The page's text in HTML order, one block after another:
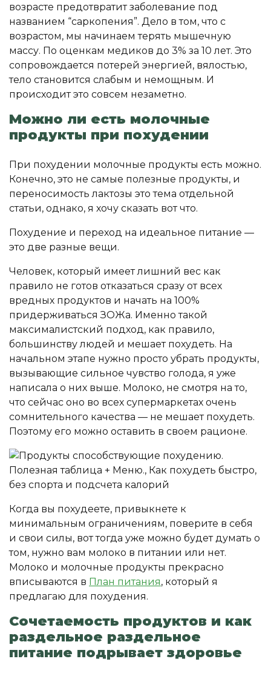
возрасте предотвратит заболевание под
названием “саркопения”. Дело в том, что с
возрастом, мы начинаем терять мышечную
массу. По оценкам медиков до 3% за 10 лет. Это
сопровождается потерей энергией, вялостью,
тело становится слабым и немощным. И
происходит это совсем незаметно.
Можно ли есть молочные
продукты при похудении
При похудении молочные продукты есть можно.
Конечно, это не самые полезные продукты, и
переносимость лактозы это тема отдельной
статьи, однако, я хочу сказать вот что.
Похудение и переход на идеальное питание —
это две разные вещи.
Человек, который имеет лишний вес как
правило не готов отказаться сразу от всех
вредных продуктов и начать на 100%
придерживаться ЗОЖа. Именно такой
максималистский подход, как правило,
большинству людей и мешает похудеть. На
начальном этапе нужно просто убрать продукты,
вызывающие сильное чувство голода, я уже
написала о них выше. Молоко, не смотря на то,
что сейчас оно во всех супермаркетах очень
сомнительного качества — не мешает похудеть.
Поэтому его можно оставить в своем рационе.
Когда вы похудеете, привыкнете к
минимальным ограничениям, поверите в себя
и свои силы, вот тогда уже можно будет думать о
том, нужно вам молоко в питании или нет.
Молоко и молочные продукты прекрасно
вписываются в План питания, который я
предлагаю для похудения.
Сочетаемость продуктов и как
раздельное раздельное
питание подрывает здоровье